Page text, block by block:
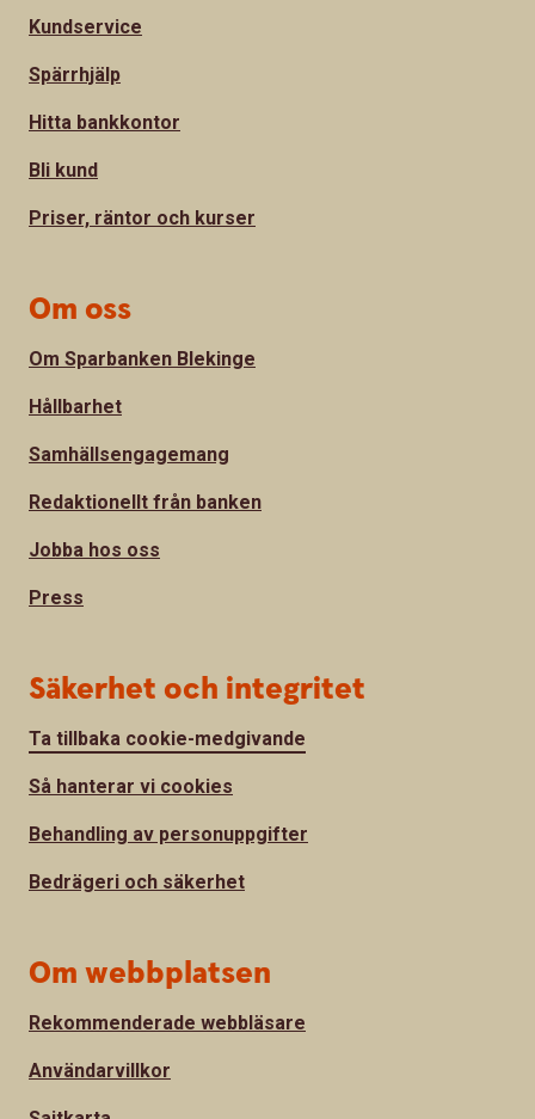
Kundservice
Spärrhjälp
Hitta bankkontor
Bli kund
Priser, räntor och kurser
Om oss
Om Sparbanken Blekinge
Hållbarhet
Samhällsengagemang
Redaktionellt från banken
Jobba hos oss
Press
Säkerhet och integritet
Ta tillbaka cookie-medgivande
Så hanterar vi cookies
Behandling av personuppgifter
Bedrägeri och säkerhet
Om webbplatsen
Rekommenderade webbläsare
Användarvillkor